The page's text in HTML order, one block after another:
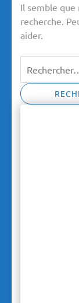
Il semble
recherche.
aider.